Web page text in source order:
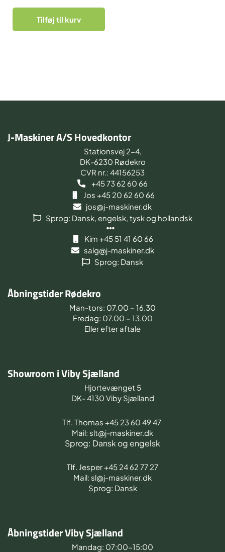
Tilføj til kurv
J-Maskiner A/S Hovedkontor
Stationsvej 2-4,
DK-6230 Rødekro
CVR nr.: 44156253
+45 73 62 60 66
Jos +45 20 62 60 66
jos@j-maskiner.dk
Sprog: Dansk, engelsk, tysk og hollandsk
Kim +45 51 41 60 66
salg@j-maskiner.dk
Sprog: Dansk
Åbningstider Rødekro
Man-tors: 07.00 – 16.30
Fredag: 07.00 – 13.00
Eller efter aftale
Showroom i Viby Sjælland
Hjortevænget 5
DK- 4130 Viby Sjælland
Tlf. Thomas +45 23 60 49 47
Mail: slt@j-maskiner.dk
Sprog: Dansk og engelsk
Tlf. Jesper +45 24 62 77 27
Mail: sl@j-maskiner.dk
Sprog: Dansk
Åbningstider Viby Sjælland
Mandag: 07:00-15:00